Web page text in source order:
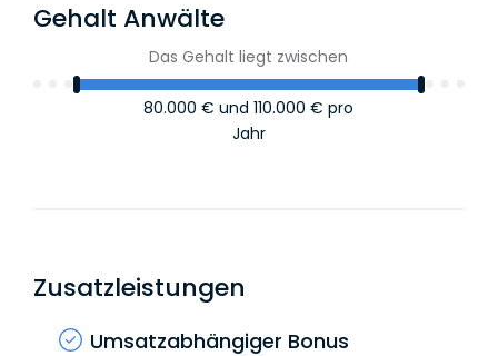
Gehalt Anwälte
Das Gehalt liegt zwischen
80.000 €und110.000 €pro
Jahr
Zusatzleistungen
Umsatzabhängiger Bonus